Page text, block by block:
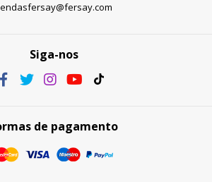
Siga-nos
de pagamento